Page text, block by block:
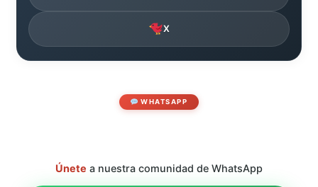
X
WHATSAPP
Únete a nuestra comunidad de WhatsApp